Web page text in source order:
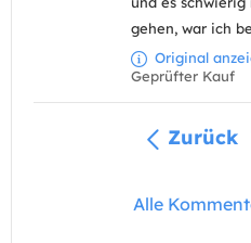
gehen, war ich
Original
Geprüfter Kauf
Zurück
Alle